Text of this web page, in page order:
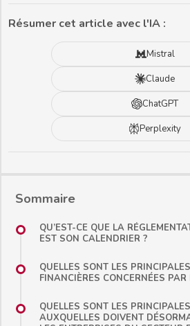
Résumer cet article avec l'IA :
Mistral
Claude
ChatGPT
Perplexity
Sommaire
QU’EST-CE QUE LA
EST SON CALENDRIER ?
QUELLES SONT LES
FINANCIÈRES CONCERNÉES PAR
QUELLES SONT LES
AUXQUELLES DOIVENT